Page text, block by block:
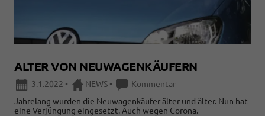
ALTER VON NEUWAGENKÄUFERN
3.1.2022 • NEWS •
Kommentar
Jahrelang wurden die Neuwagenkäufer älter und älter. Nun hat
eine Verjüngung eingesetzt. Auch wegen Corona.